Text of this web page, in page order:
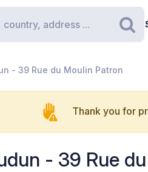
- 39 Rue du Moulin Patron
Thank you for
- 39 Rue